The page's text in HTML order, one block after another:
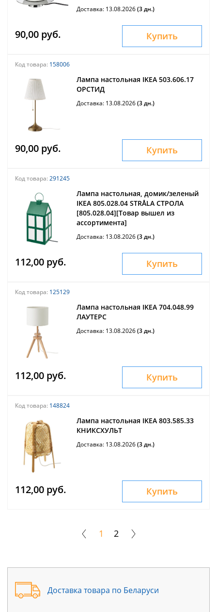
Доставка: 13.08.2026(3 дн.)
90,00 руб. Купить
Код товара: 158006
Лампа настольная IKEA 503.606.17
ОРСТИД
Доставка: 13.08.2026(3 дн.)
90,00 руб. Купить
Код товара: 291245
Лампа настольная, домик/зеленый
IKEA 805.028.04 STRÅLA СТРОЛА
[805.028.04][Товар вышел из
ассортимента]
Доставка: 13.08.2026(3 дн.)
112,00 руб. Купить
Код товара: 125129
Лампа настольная IKEA 704.048.99
ЛАУТЕРС
Доставка: 13.08.2026(3 дн.)
112,00 руб. Купить
Код товара: 148824
Лампа настольная IKEA 803.585.33
КНИКСХУЛЬТ
Доставка: 13.08.2026(3 дн.)
112,00 руб. Купить
1 2
Доставка товара по Беларуси